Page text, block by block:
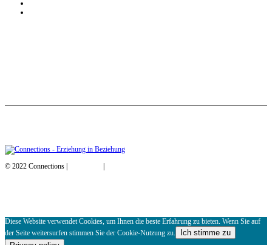
© 2022 Connections | |
Diese Website verwendet Cookies, um Ihnen die beste Erfahrung zu bieten. Wenn Sie auf
der Seite weitersurfen stimmen Sie der Cookie-Nutzung zu.
Ich stimme zu